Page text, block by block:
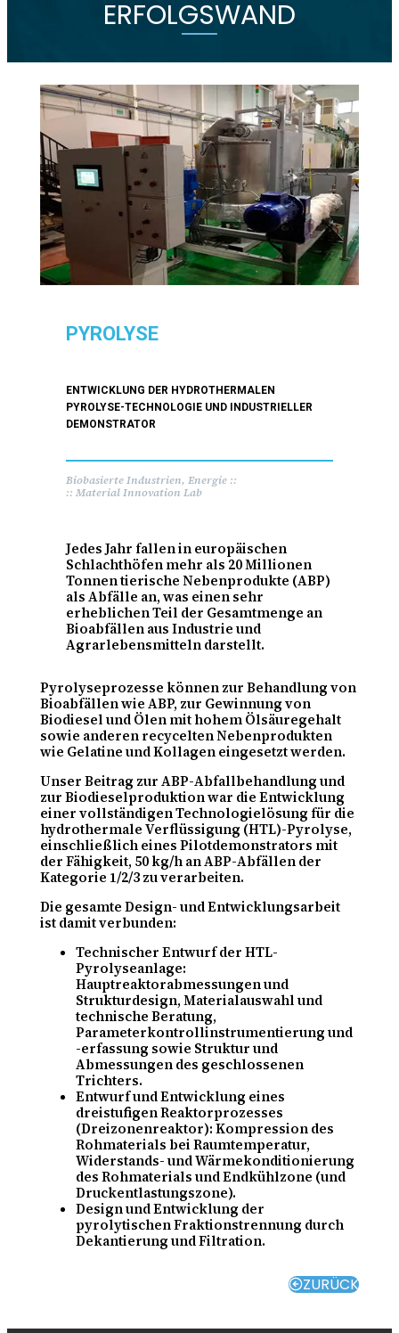
ERFOLGSWAND
PYROLYSE
ENTWICKLUNG DER HYDROTHERMALEN
PYROLYSE-TECHNOLOGIE UND INDUSTRIELLER
DEMONSTRATOR
Biobasierte Industrien, Energie::
:: Material Innovation Lab
Jedes Jahr fallen in europäischen
Schlachthöfen mehr als 20 Millionen
Tonnen tierische Nebenprodukte (ABP)
als Abfälle an, was einen sehr
erheblichen Teil der Gesamtmenge an
Bioabfällen aus Industrie und
Agrarlebensmitteln darstellt.
Pyrolyseprozesse können zur Behandlung von
Bioabfällen wie ABP, zur Gewinnung von
Biodiesel und Ölen mit hohem Ölsäuregehalt
sowie anderen recycelten Nebenprodukten
wie Gelatine und Kollagen eingesetzt werden.
Unser Beitrag zur ABP-Abfallbehandlung und
zur Biodieselproduktion war die Entwicklung
einer vollständigen Technologielösung für die
hydrothermale Verflüssigung (HTL)-Pyrolyse,
einschließlich eines Pilotdemonstrators mit
der Fähigkeit, 50 kg/h an ABP-Abfällen der
Kategorie 1/2/3 zu verarbeiten.
Die gesamte Design- und Entwicklungsarbeit
ist damit verbunden:
Technischer Entwurf der HTL-
Pyrolyseanlage:
Hauptreaktorabmessungen und
Strukturdesign, Materialauswahl und
technische Beratung,
Parameterkontrollinstrumentierung und
-erfassung sowie Struktur und
Abmessungen des geschlossenen
Trichters.
Entwurf und Entwicklung eines
dreistufigen Reaktorprozesses
(Dreizonenreaktor): Kompression des
Rohmaterials bei Raumtemperatur,
Widerstands- und Wärmekonditionierung
des Rohmaterials und Endkühlzone (und
Druckentlastungszone).
Design und Entwicklung der
pyrolytischen Fraktionstrennung durch
Dekantierung und Filtration.
ZURÜCK